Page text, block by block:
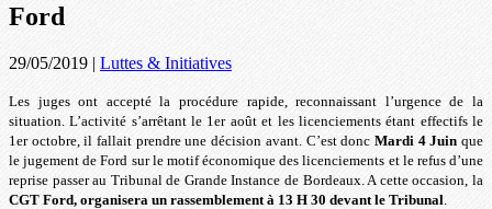
Ford
29/05/2019 | Luttes & Initiatives
Les juges ont accepté la procédure rapide, reconnaissant l’urgence de la
situation. L’activité s’arrêtant le 1er août et les licenciements étant effectifs le
1er octobre, il fallait prendre une décision avant. C’est donc Mardi 4 Juin que
le jugement de Ford sur le motif économique des licenciements et le refus d’une
reprise passer au Tribunal de Grande Instance de Bordeaux. A cette occasion, la
CGT Ford, organisera un rassemblement à 13 H 30 devant le Tribunal